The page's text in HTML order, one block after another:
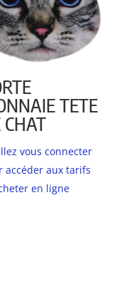
TETE
CHAT
vous connecter
accéder aux tarifs
en ligne